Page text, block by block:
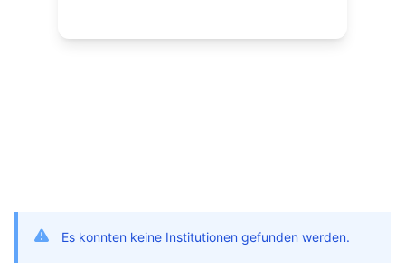
Es konnten keine Institutionen gefunden werden.